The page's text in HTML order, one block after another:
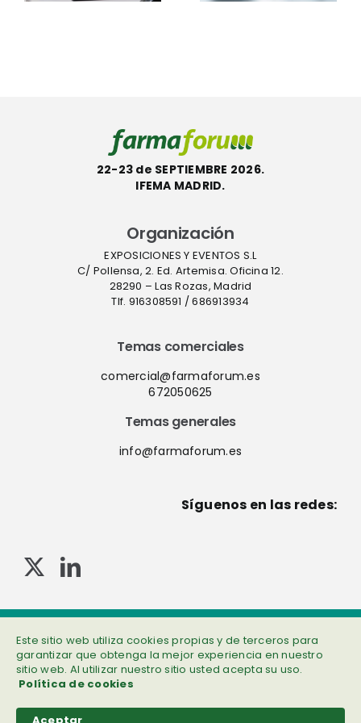
22-23 de SEPTIEMBRE 2026.
IFEMA MADRID.
Organización
EXPOSICIONES Y EVENTOS S.L
C/ Pollensa, 2. Ed. Artemisa. Oficina 12.
28290 – Las Rozas, Madrid
Tlf. 916308591 / 686913934
Temas comerciales
comercial@farmaforum.es
672050625
Temas generales
info@farmaforum.es
Síguenos en las redes:
Este sitio web utiliza cookies propias y de terceros para
garantizar que obtenga la mejor experiencia en nuestro
sitio web. Al utilizar nuestro sitio usted acepta su uso.
Política de cookies
© Copyright 2013-2023 . Todos los derechos reservados
Política de privacidad|Cookies|Aviso legal| Información adicional